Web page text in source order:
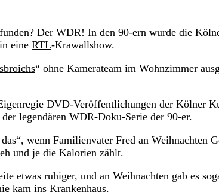
Der WDR! In den 90-ern wurde die
eine RTL-Krawallshow.
“ ohne Kamerateam im Wohnzimmer
DVD-Veröffentlichungen der Kölner
legendären WDR-Doku-Serie der 90-er.
wenn Familienvater Fred an Weihnachten
und je die Kalorien zählt.
etwas ruhiger, und an Weihnachten gab es
kam ins Krankenhaus.